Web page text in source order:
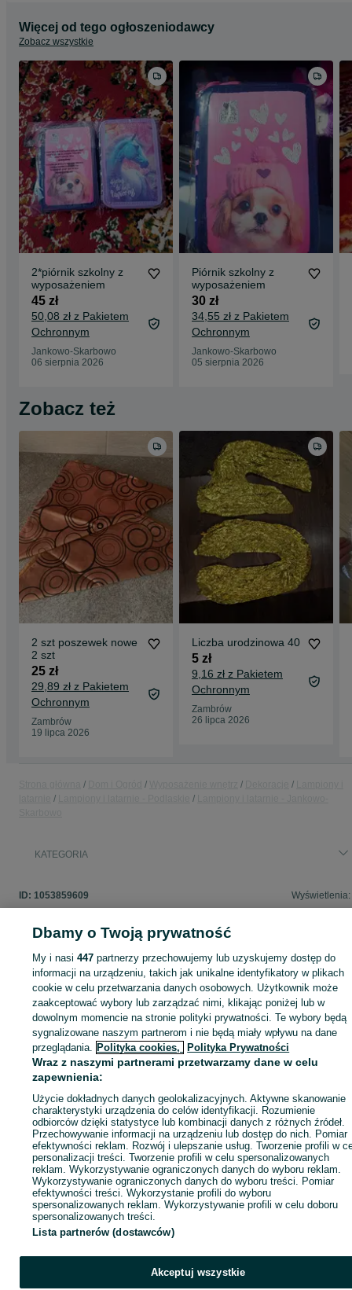
Więcej od tego ogłoszeniodawcy
Zobacz wszystkie
2*piórnik szkolny z
wyposażeniem
45 zł
50,08 zł z Pakietem
Ochronnym
Jankowo-Skarbowo
06 sierpnia 2026
Piórnik szkolny z
wyposażeniem
30 zł
34,55 zł z Pakietem
Ochronnym
Jankowo-Skarbowo
05 sierpnia 2026
Zobacz też
2 szt poszewek nowe
2 szt
25 zł
29,89 zł z Pakietem
Ochronnym
Zambrów
19 lipca 2026
Liczba urodzinowa 40
5 zł
9,16 zł z Pakietem
Ochronnym
Zambrów
26 lipca 2026
KATEGORIA
ID: 1053859609 Wyświetlenia:
Zaloguj się lub załóż konto na OLX, aby skontaktować się z
sprzedającym
Zaloguj się / Załóż konto
Wyślij wiadomość
Dbamy o Twoją prywatność
My i nasi447 partnerzy przechowujemy lub uzyskujemy dostęp do
informacji na urządzeniu, takich jak unikalne identyfikatory w plikach
cookie w celu przetwarzania danych osobowych. Użytkownik może
zaakceptować wybory lub zarządzać nimi, klikając poniżej lub w
dowolnym momencie na stronie polityki prywatności. Te wybory będą
sygnalizowane naszym partnerom i nie będą miały wpływu na dane
przeglądania. Polityka cookies, Polityka Prywatności
Wraz z naszymi partnerami przetwarzamy dane w celu
zapewnienia:
Użycie dokładnych danych geolokalizacyjnych. Aktywne skanowanie
charakterystyki urządzenia do celów identyfikacji. Rozumienie
odbiorców dzięki statystyce lub kombinacji danych z różnych źródeł.
Przechowywanie informacji na urządzeniu lub dostęp do nich. Pomiar
efektywności reklam. Rozwój i ulepszanie usług. Tworzenie profili w
personalizacji treści. Tworzenie profili w celu spersonalizowanych
reklam. Wykorzystywanie ograniczonych danych do wyboru reklam.
Wykorzystywanie ograniczonych danych do wyboru treści. Pomiar
efektywności treści. Wykorzystanie profili do wyboru
spersonalizowanych reklam. Wykorzystywanie profili w celu doboru
spersonalizowanych treści.
Lista partnerów (dostawców)
Akceptuj wszystkie